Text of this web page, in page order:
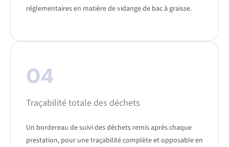
réglementaires en matière de vidange de bac à graisse.
04
Traçabilité totale des déchets
Un bordereau de suivi des déchets remis après chaque
prestation, pour une traçabilité complète et opposable en